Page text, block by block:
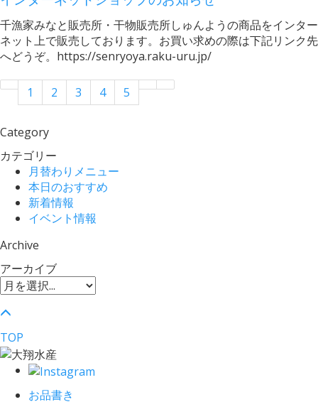
千漁家みなと販売所・干物販売所しゅんようの商品をインター
ネット上で販売しております。お買い求めの際は下記リンク先
へどうぞ。https://senryoya.raku-uru.jp/
1 2 3 4 5
Category
カテゴリー
月替わりメニュー
本日のおすすめ
新着情報
イベント情報
Archive
アーカイブ
TOP
お品書き